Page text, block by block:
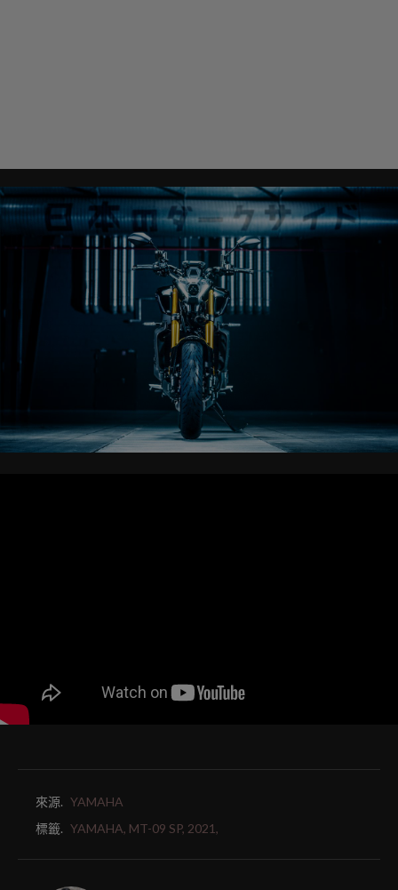
來源. YAMAHA
標籤. YAMAHA, MT-09 SP, 2021,